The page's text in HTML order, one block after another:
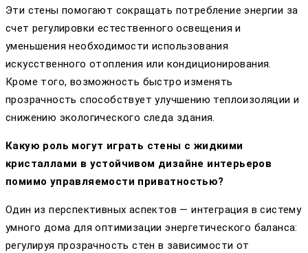
Эти стены помогают сокращать потребление энергии за
счет регулировки естественного освещения и
уменьшения необходимости использования
искусственного отопления или кондиционирования.
Кроме того, возможность быстро изменять
прозрачность способствует улучшению теплоизоляции и
снижению экологического следа здания.
Какую роль могут играть стены с жидкими
кристаллами в устойчивом дизайне интерьеров
помимо управляемости приватностью?
Один из перспективных аспектов — интеграция в систему
умного дома для оптимизации энергетического баланса:
регулируя прозрачность стен в зависимости от